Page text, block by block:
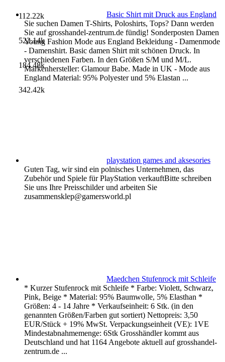
Basic Shirt mit Druck aus England
Sie suchen Damen T-Shirts, Poloshirts, Tops? Dann werden
Sie auf grosshandel-zentrum.de fündig! Sonderposten Damen
Young Fashion Mode aus England Bekleidung - Damenmode
- Damenshirt. Basic damen Shirt mit schönen Druck. In
verschiedenen Farben. In den Größen S/M und M/L.
Markenhersteller: Glamour Babe. Made in UK - Mode aus
England Material: 95% Polyester und 5% Elastan ...
playstation games and aksesories
Guten Tag, wir sind ein polnisches Unternehmen, das
Zubehör und Spiele für PlayStation verkauftBitte schreiben
Sie uns Ihre Preisschilder und arbeiten Sie
zusammensklep@gamersworld.pl
Maedchen Stufenrock mit Schleife
* Kurzer Stufenrock mit Schleife * Farbe: Violett, Schwarz,
Pink, Beige * Material: 95% Baumwolle, 5% Elasthan *
Größen: 4 - 14 Jahre * Verkaufseinheit: 6 Stk. (in den
genannten Größen/Farben gut sortiert) Nettopreis: 3,50
EUR/Stück + 19% MwSt. Verpackungseinheit (VE): 1VE
Mindestabnahmemenge: 6Stk Grosshändler kommt aus
Deutschland und hat 1164 Angebote aktuell auf grosshandel-
zentrum.de ...
112.22k
522.14k
184.48k
342.42k